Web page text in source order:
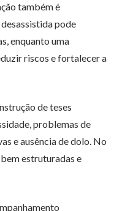
também é
pode
enquanto uma
riscos e fortalecer a
de teses
problemas de
e ausência de dolo. No
estruturadas e